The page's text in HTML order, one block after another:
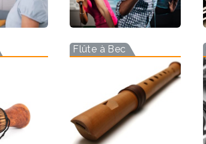
Flûte à Bec